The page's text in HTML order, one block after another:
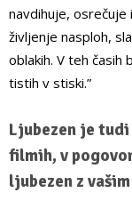
navdihuje, osrečuje
življenje nasploh,
oblakih. V teh
tistih v stiski.”
Ljubezen je
filmih, v
ljubezen z